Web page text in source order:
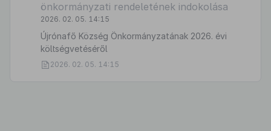
önkormányzati rendeletének indokolása
2026. 02. 05. 14:15
Újrónafő Község Önkormányzatának 2026. évi
költségvetéséről
2026. 02. 05. 14:15